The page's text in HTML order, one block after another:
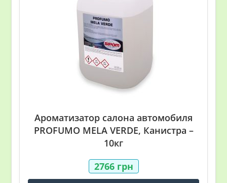
Ароматизатор салона автомобиля
PROFUMO MELA VERDE, Канистра –
10кг
2766 грн